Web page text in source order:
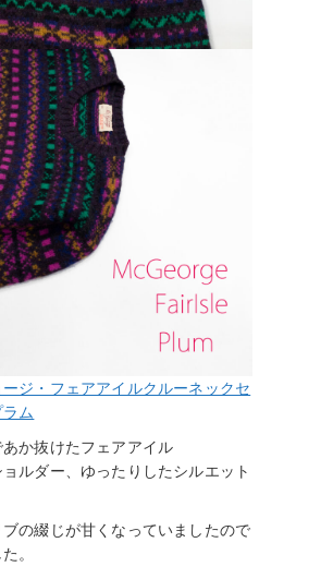
ジ・フェアアイルクルーネックセ
ム
か抜けたフェアアイル
ョルダー、ゆったりしたシルエット
の綴じが甘くなっていましたので
。